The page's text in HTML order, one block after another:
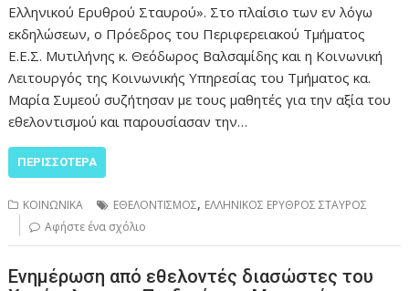
Ελληνικού Ερυθρού Σταυρού». Στο πλαίσιο των εν λόγω
εκδηλώσεων, ο Πρόεδρος του Περιφερειακού Τμήματος
Ε.Ε.Σ. Μυτιλήνης κ. Θεόδωρος Βαλσαμίδης και η Κοινωνική
Λειτουργός της Κοινωνικής Υπηρεσίας του Τμήματος κα.
Μαρία Συμεού συζήτησαν με τους μαθητές για την αξία του
εθελοντισμού και παρουσίασαν την…
ΠΕΡΙΣΣΌΤΕΡΑ
ΚΟΙΝΩΝΙΚΑ ΕΘΕΛΟΝΤΙΣΜΟΣ, ΕΛΛΗΝΙΚΟΣ ΕΡΥΘΡΟΣ ΣΤΑΥΡΟΣ
Αφήστε ένα σχόλιο
Ενημέρωση από εθελοντές διασώστες του